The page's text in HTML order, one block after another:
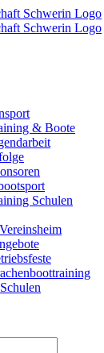
& Boote
Schulen